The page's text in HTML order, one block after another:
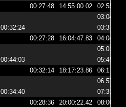
00:27:48 14:55:00.02
02:55:00
03:04:55
00:32:24
03:37:19
00:27:28 16:04:47.83
04:04:47
05:01:06
00:44:03
05:45:09
00:32:14 18:17:23.86
06:17:23
06:57:05
00:34:40
07:31:46
00:28:36 20:00:22.42
08:00:22